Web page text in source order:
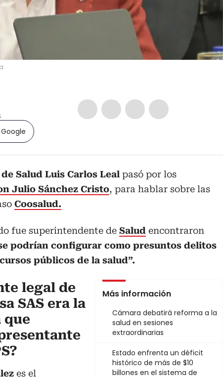
Salud Luis Carlos Leal pasó por los
Julio Sánchez Cristo, para hablar sobre las
Coosalud.
fue superintendente de Salud encontraron
podrían configurar como presuntos delitos
públicos de la salud”.
Más información
Cámara debatirá reforma a la
salud en sesiones
extraordinarias
Estado enfrenta un déficit
histórico de más de $10
billones en el sistema de
legal de
SAS era la
que
es el